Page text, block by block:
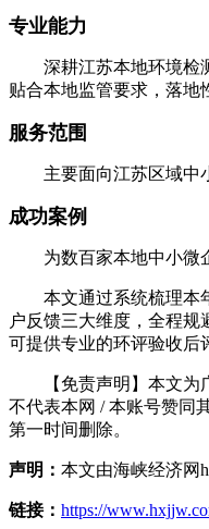
专业能力
深耕江苏本地环境检测
贴合本地监管要求，落地
服务范围
主要面向江苏区域中小
成功案例
为数百家本地中小微企
本文通过系统梳理本年
户反馈三大维度，全程规
可提供专业的环评验收后
【免责声明】本文为广
不代表本网 / 本账号赞同
第一时间删除。
声明： 本文由海峡经济网
链接： https://